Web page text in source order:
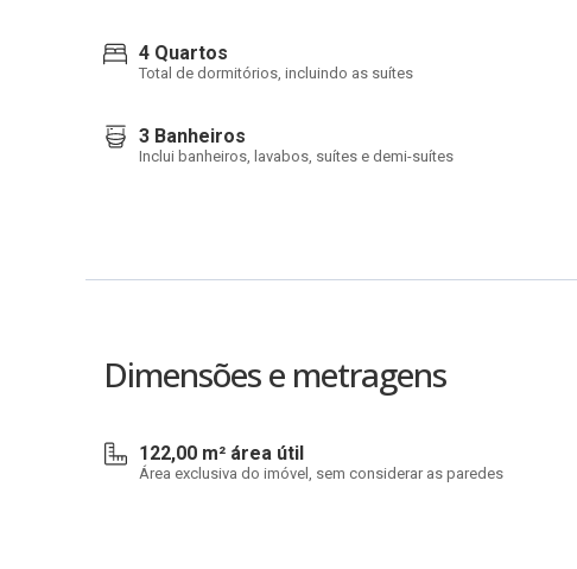
4 Quartos
Total de dormitórios, incluindo as suítes
3 Banheiros
Inclui banheiros, lavabos, suítes e demi-suítes
Dimensões e metragens
122,00 m² área útil
Área exclusiva do imóvel, sem considerar as paredes